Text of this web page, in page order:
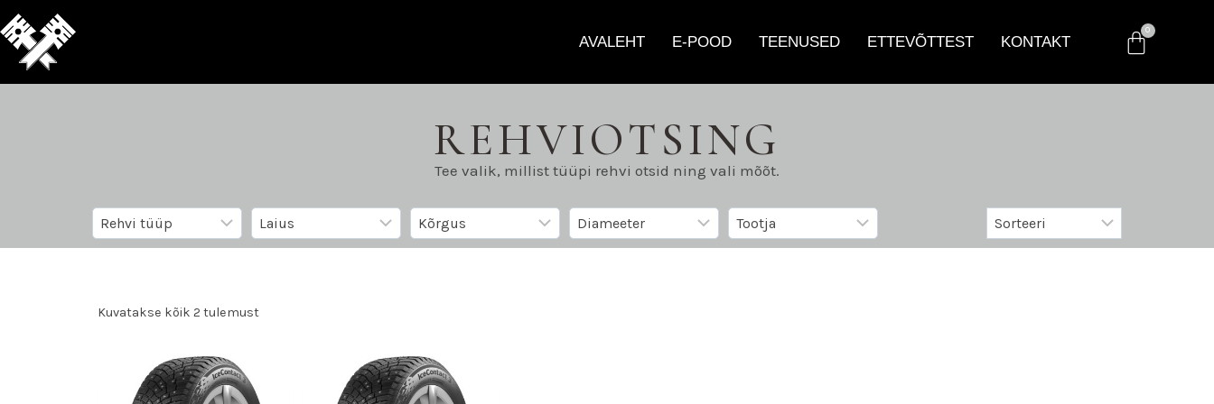
AVALEHT E-POOD TEENUSED ETTEVÕTTEST KONTAKT
REHVIOTSING
Tee valik, millist tüüpi rehvi otsid ning vali mõõt.
Kuvatakse kõik 2 tulemust